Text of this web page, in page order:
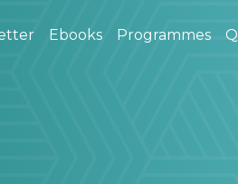
Ebooks Programmes